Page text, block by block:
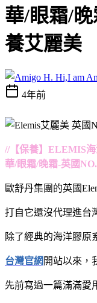
華/眼霜/
養艾麗美
4年前
//【保養】ELEMIS
華/眼霜/晚霜-英國
歐舒丹集團的英國
打自它還沒代理進台
除了經典的海洋膠原
台灣官網 開站以來，
先前寫過一篇滿滿愛